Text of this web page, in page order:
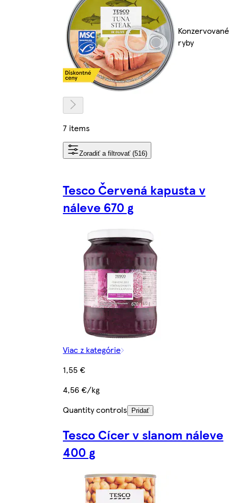
Konzervované
ryby
7 items
Zoradiť a filtrovať (516)
Tesco Červená kapusta v
náleve 670 g
Viac z kategórie
1,55 €
4,56 €/kg
Quantity controls
Pridať
Tesco Cícer v slanom náleve
400 g